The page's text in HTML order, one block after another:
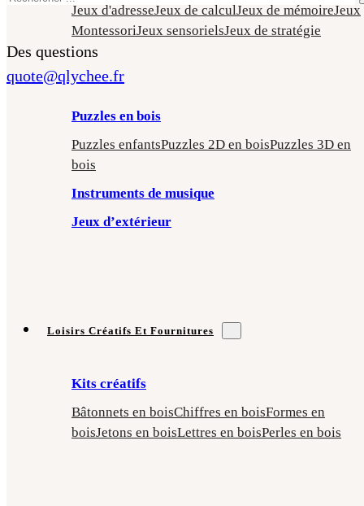
Des questions
quote@qlychee.fr
Jeux d'adresseJeux de calculJeux de mémoireJeux
MontessoriJeux sensorielsJeux de stratégie
Puzzles en bois
Puzzles enfantsPuzzles 2D en boisPuzzles 3D en
bois
Instruments de musique
Jeux d’extérieur
Loisirs Créatifs Et Fournitures
Kits créatifs
Bâtonnets en boisChiffres en boisFormes en
boisJetons en boisLettres en boisPerles en bois